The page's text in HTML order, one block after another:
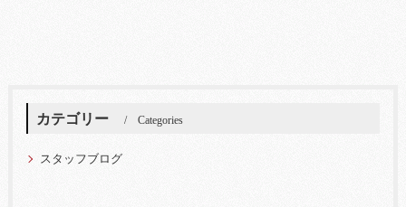
カテゴリー Categories
スタッフブログ